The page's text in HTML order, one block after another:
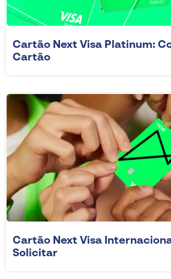
Cartão Next Visa Platinum:
Cartão
Cartão Next Visa
Solicitar